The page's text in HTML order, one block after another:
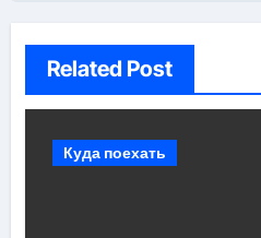
Related Post
Куда поехать